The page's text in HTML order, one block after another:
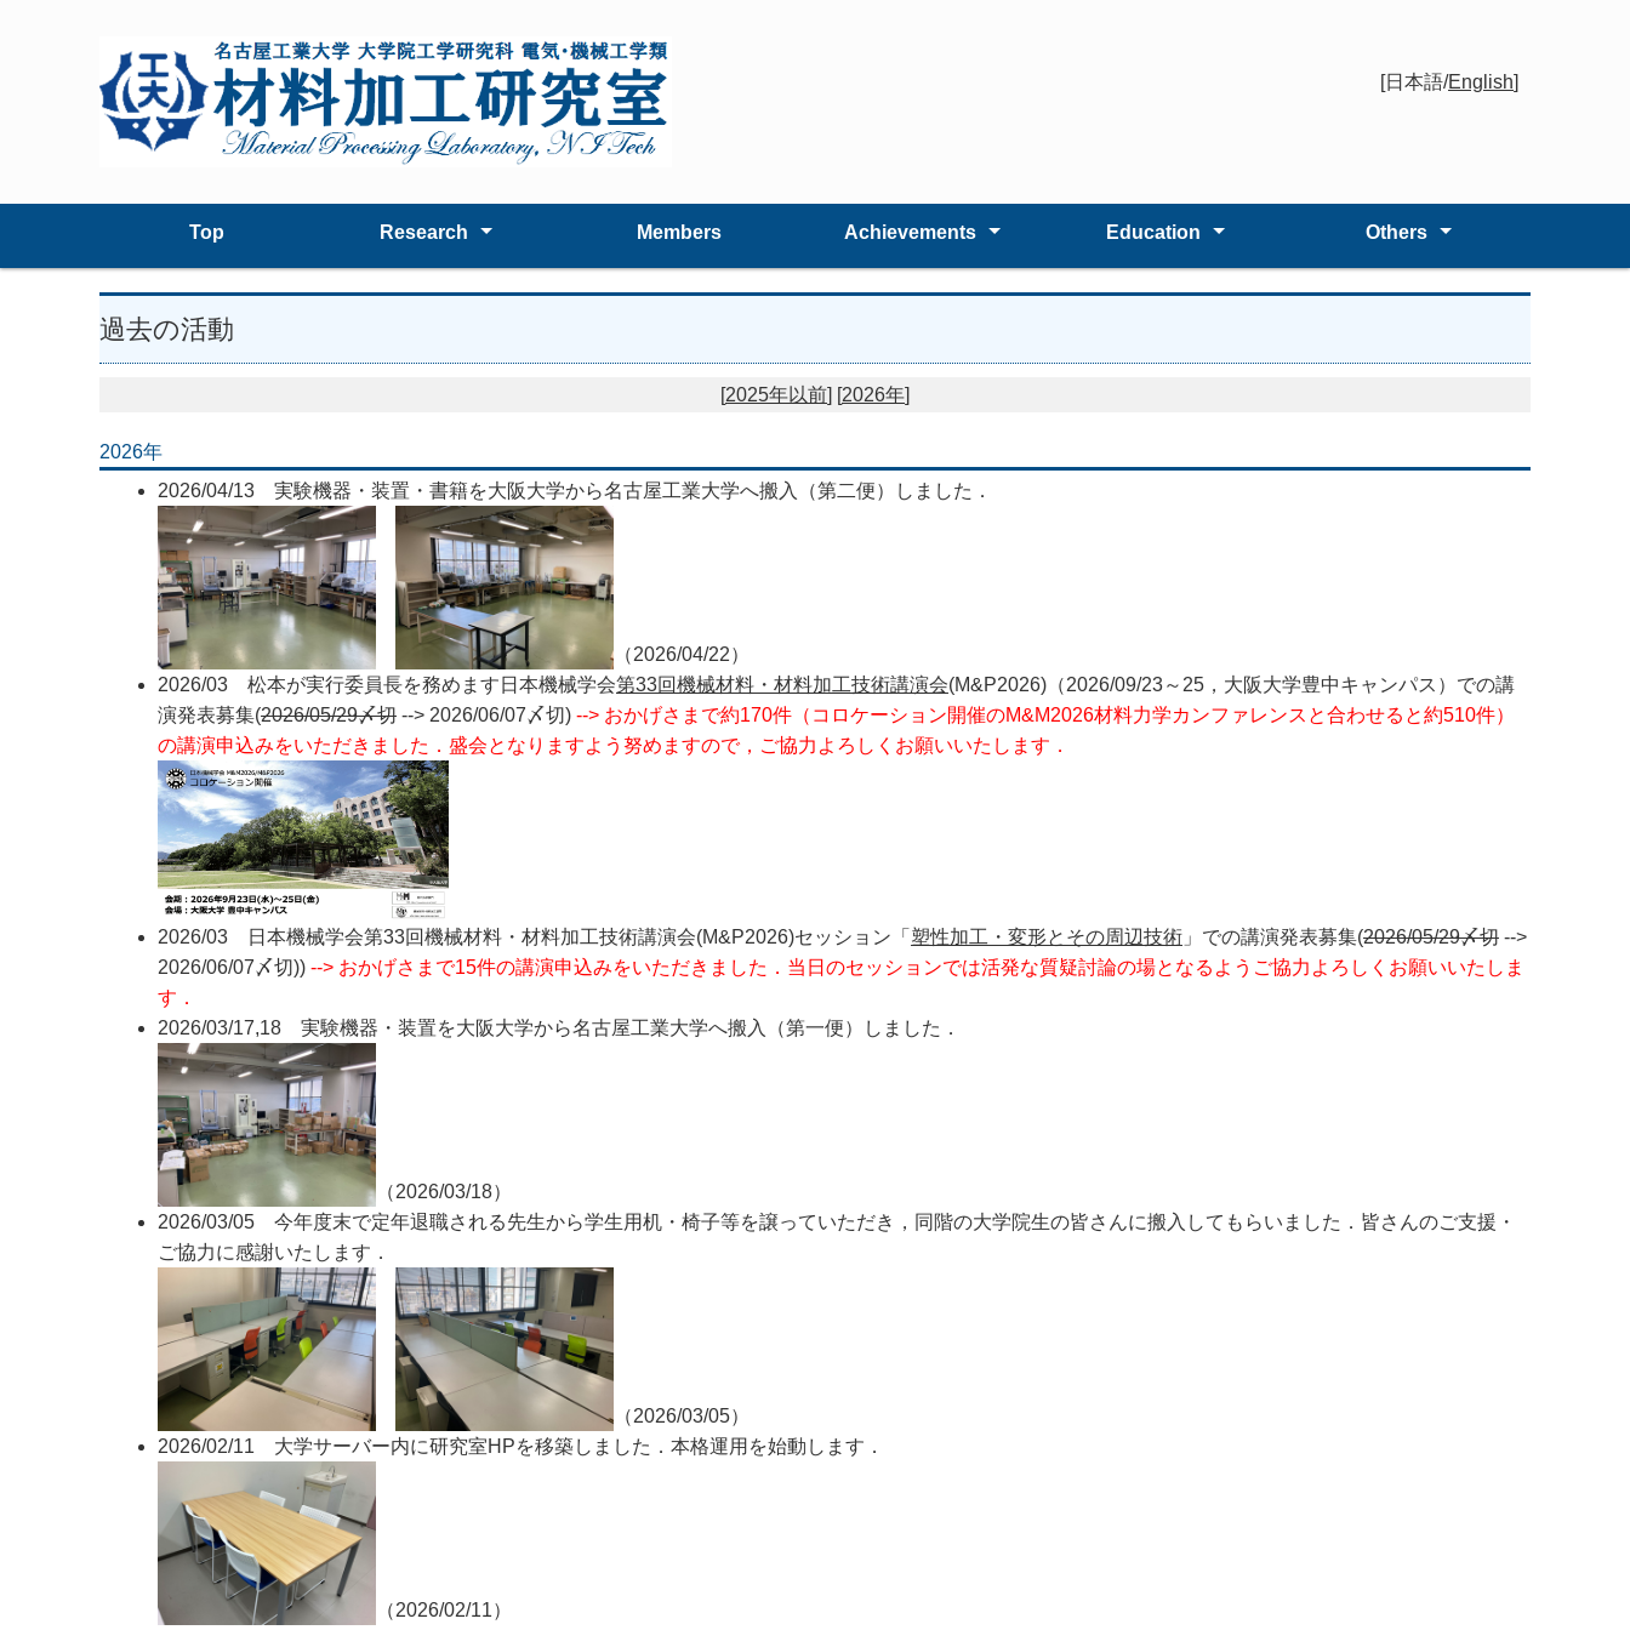
[日本語/English]
Top Research Members Achievements Education Others
過去の活動
[2025年以前] [2026年]
2026年
2026/04/13 実験機器・装置・書籍を大阪大学から名古屋工業大学へ搬入（第二便）しました．
（2026/04/22）
2026/03 松本が実行委員長を務めます日本機械学会第33回機械材料・材料加工技術講演会(M&P2026)（2026/09/23～25，大阪大学豊中キャンパス）での講
演発表募集(2026/05/29〆切 --> 2026/06/07〆切) --> おかげさまで約170件（コロケーション開催のM&M2026材料力学カンファレンスと合わせると約510件）
の講演申込みをいただきました．盛会となりますよう努めますので，ご協力よろしくお願いいたします．
2026/03 日本機械学会第33回機械材料・材料加工技術講演会(M&P2026)セッション「 塑性加工・変形とその周辺技術 」での講演発表募集(2026/05/29〆切 -->
2026/06/07〆切)) --> おかげさまで15件の講演申込みをいただきました．当日のセッションでは活発な質疑討論の場となるようご協力よろしくお願いいたしま
す．
2026/03/17,18 実験機器・装置を大阪大学から名古屋工業大学へ搬入（第一便）しました．
（2026/03/18）
2026/03/05 今年度末で定年退職される先生から学生用机・椅子等を譲っていただき，同階の大学院生の皆さんに搬入してもらいました．皆さんのご支援・
ご協力に感謝いたします．
（2026/03/05）
2026/02/11 大学サーバー内に研究室HPを移築しました．本格運用を始動します．
（2026/02/11）